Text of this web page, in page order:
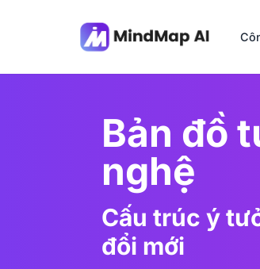
Bản đồ
nghệ
Cấu trúc ý
đổi mới